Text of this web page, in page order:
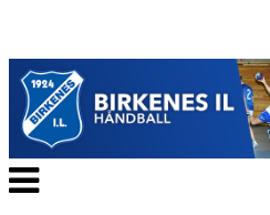
Veksle
navigasjon